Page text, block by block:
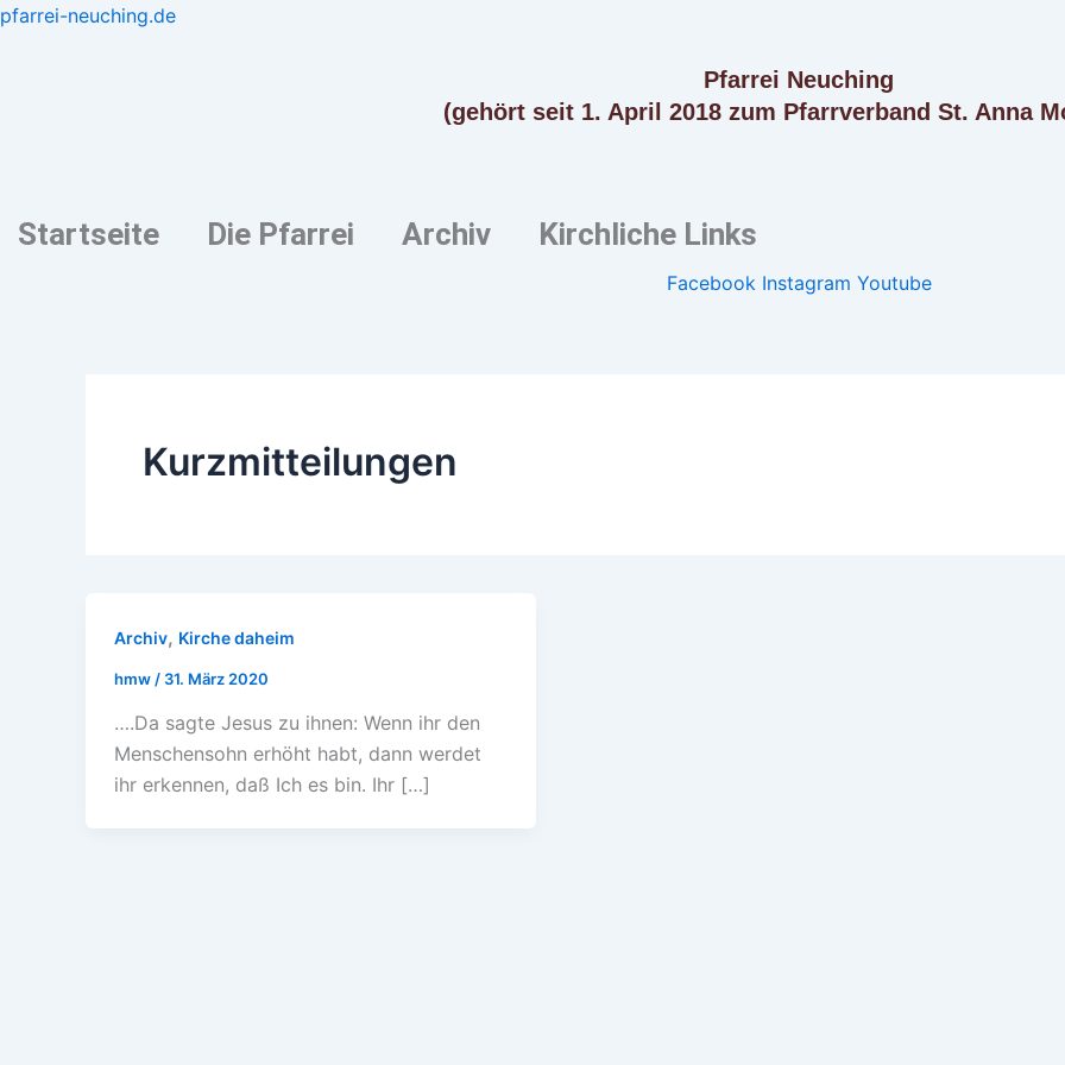
Zum
pfarrei-neuching.de
Pfarrei Neuching
(gehört seit 1. April 2018 zum Pfarrverband St. Anna
Startseite Die Pfarrei Archiv Kirchliche Links
Facebook Instagram Youtube
Kurzmitteilungen
Archiv, Kirche daheim
hmw / 31. März 2020
….Da sagte Jesus zu ihnen: Wenn ihr den
Menschensohn erhöht habt, dann werdet
ihr erkennen, daß Ich es bin. Ihr […]